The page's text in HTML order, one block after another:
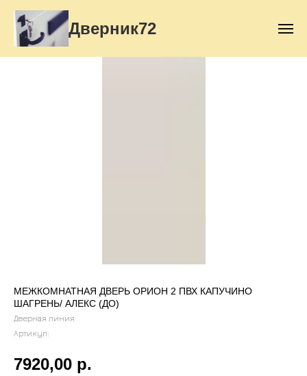
Дверник72
МЕЖКОМНАТНАЯ ДВЕРЬ ОРИОН 2 ПВХ КАПУЧИНО
ШАГРЕНЬ/ АЛЕКС (ДО)
Дверная линия
Артикул:
7920,00 р.